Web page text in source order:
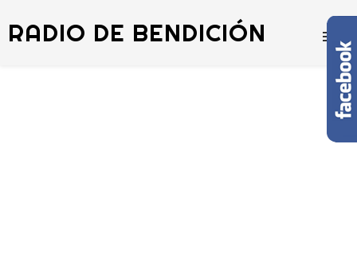
RADIO DE BENDICIÓN